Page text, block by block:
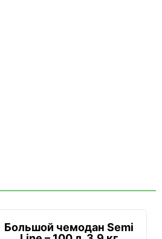
Большой чемодан Semi